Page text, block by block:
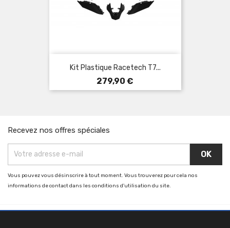
Kit Plastique Racetech T7...
Prix
279,90 €
Recevez nos offres spéciales
Vous pouvez vous désinscrire à tout moment. Vous trouverez pour cela nos
informations de contact dans les conditions d'utilisation du site.